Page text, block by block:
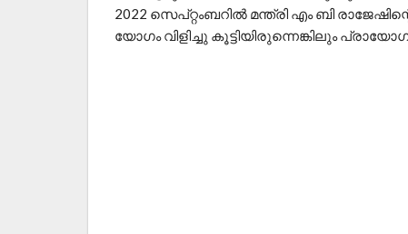
2022 സെപ്റ്റംബറിൽ മന്ത്രി എം ബി
യോഗം വിളിച്ചു കൂട്ടിയിരുന്നെങ്കിലും